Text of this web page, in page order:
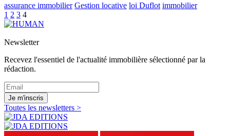
assurance immobilier Gestion locative loi Duflot immobilier
1 2 3 4
Newsletter
Recevez l'essentiel de l'actualité immobilière sélectionné par la
rédaction.
Je m'inscris
Toutes les newsletters >